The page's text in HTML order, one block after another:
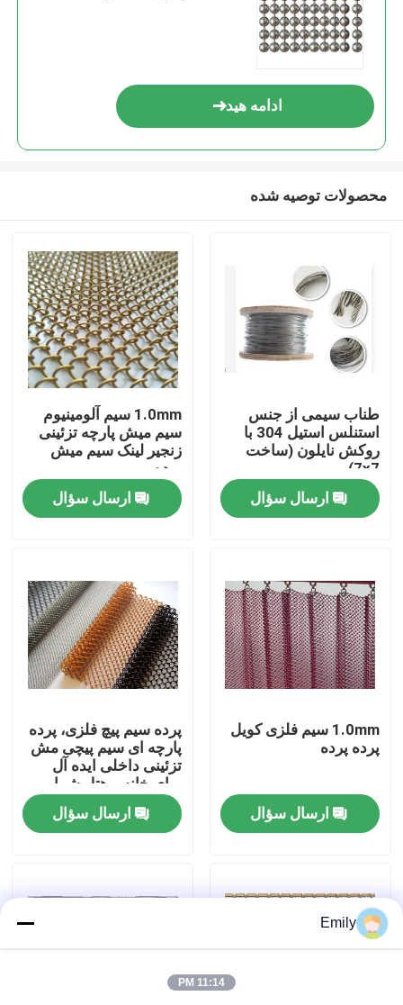
خونه
درباره ما
تور کارخانه
اخبار
مش فلزی منبسط شده
ادامه هید
محصولات توصیه شده
طناب سیمی از جنس
استنلس استیل 304 با
روکش نایلون (ساخت
7x7)
ارسال سؤال
1.0mm سیم آلومینیوم
سیم میش پارچه تزئینی
زنجیر لینک سیم میش
پرده
ارسال سؤال
1.0mm سیم فلزی کویل
پرده پرده
ارسال سؤال
پرده سیم پیچ فلزی، پرده
پارچه ای سیم پیچی مش
تزئینی داخلی ایده آل
برای خانه و هتل شما
ارسال سؤال
Emily
11:14 PM